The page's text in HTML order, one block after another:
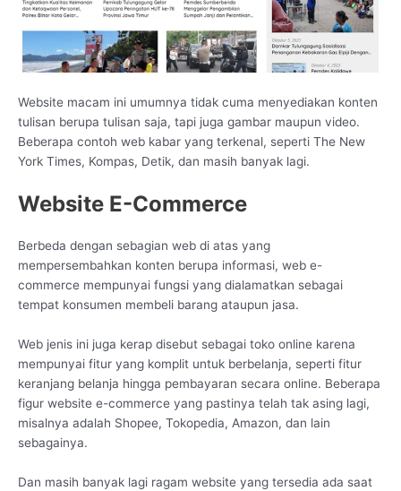
Website macam ini umumnya tidak cuma menyediakan konten
tulisan berupa tulisan saja, tapi juga gambar maupun video.
Beberapa contoh web kabar yang terkenal, seperti The New
York Times, Kompas, Detik, dan masih banyak lagi.
Website E-Commerce
Berbeda dengan sebagian web di atas yang
mempersembahkan konten berupa informasi, web e-
commerce mempunyai fungsi yang dialamatkan sebagai
tempat konsumen membeli barang ataupun jasa.
Web jenis ini juga kerap disebut sebagai toko online karena
mempunyai fitur yang komplit untuk berbelanja, seperti fitur
keranjang belanja hingga pembayaran secara online. Beberapa
figur website e-commerce yang pastinya telah tak asing lagi,
misalnya adalah Shopee, Tokopedia, Amazon, dan lain
sebagainya.
Dan masih banyak lagi ragam website yang tersedia ada saat